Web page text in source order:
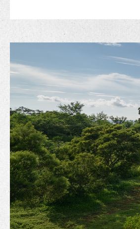
推動者，因此以「Grace C.」
樓層：2F｜入住人數：2人（
9坪＋景觀陽台4坪｜特色：室
加床：可加1張單人床墊（費
3位成人或2大2小（1位兒童